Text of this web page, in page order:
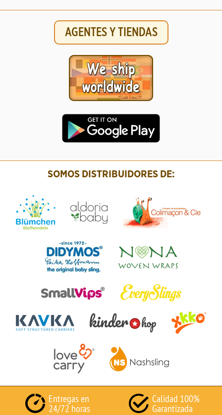
AGENTES Y TIENDAS
SOMOS DISTRIBUIDORES DE:
Entregas en
24/72 horas
Calidad 100%
Garantizada